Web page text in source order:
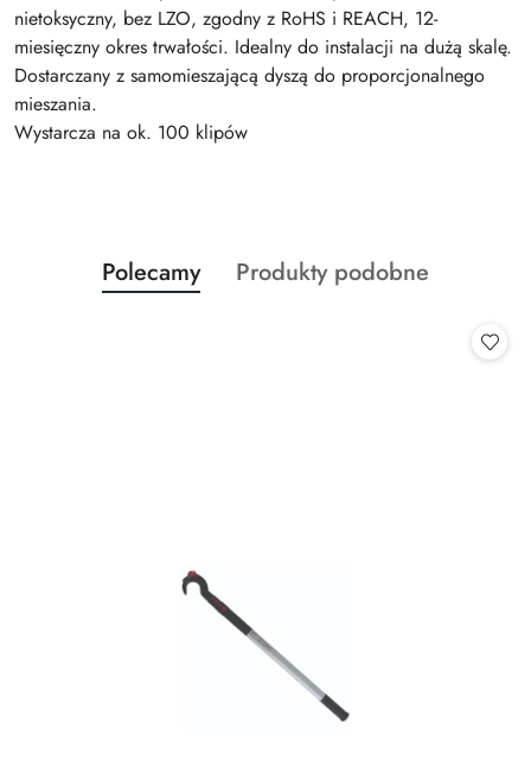
nietoksyczny, bez LZO, zgodny z RoHS i REACH, 12-
miesięczny okres trwałości. Idealny do instalacji na dużą skalę.
Dostarczany z samomieszającą dyszą do proporcjonalnego
mieszania.
Wystarcza na ok. 100 klipów
Pomiń karuzelę produktów
Produkty
o
Polecamy
Produkty
Produkty podobne